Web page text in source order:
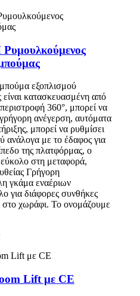
εξοπλισμού
κατασκευασμένη από
360°, μπορεί να
ανέγερση, αυτόματα
μπορεί να ρυθμίσει
ανάλογα με το έδαφος για
της πλατφόρμας, ο
εύκολο στη μεταφορά,
Γρήγορη
γκάμα εναέριων
για διάφορες συνθήκες
στο χωράφι. Το ονομάζουμε
Lift με CE